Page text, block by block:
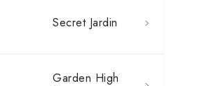
Secret Jardin
Garden High